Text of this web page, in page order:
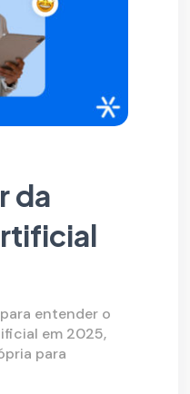
da
entender o
em 2025,
para